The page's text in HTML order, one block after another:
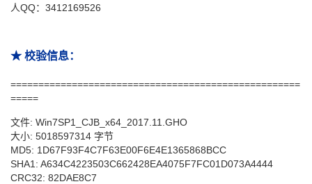
人QQ：3412169526
★ 校验信息：
====================================================
=====
文件: Win7SP1_CJB_x64_2017.11.GHO
大小: 5018597314 字节
MD5: 1D67F93F4C7F63E00F6E4E1365868BCC
SHA1: A634C4223503C662428EA4075F7FC01D073A4444
CRC32: 82DAE8C7